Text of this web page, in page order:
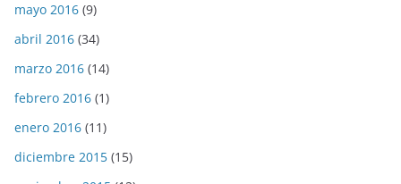
mayo 2016 (9)
abril 2016 (34)
marzo 2016 (14)
febrero 2016 (1)
enero 2016 (11)
diciembre 2015 (15)